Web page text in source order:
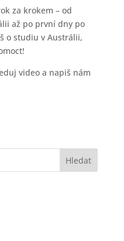
za krokem – od
až po první dny po
o studiu v Austrálii,
video a napiš nám